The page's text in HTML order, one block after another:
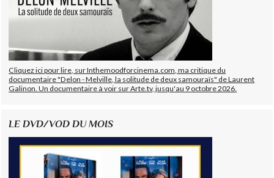
Cliquez ici pour lire, sur Inthemoodforcinema.com, ma critique du
documentaire "Delon - Melville, la solitude de deux samouraïs" de Laurent
Galinon. Un documentaire à voir sur Arte.tv, jusqu'au 9 octobre 2026.
LE DVD/VOD DU MOIS